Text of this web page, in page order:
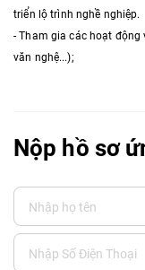
triển lộ trình nghề nghiệp.
- Tham gia các hoạt động
văn nghệ...);
Nộp hồ sơ